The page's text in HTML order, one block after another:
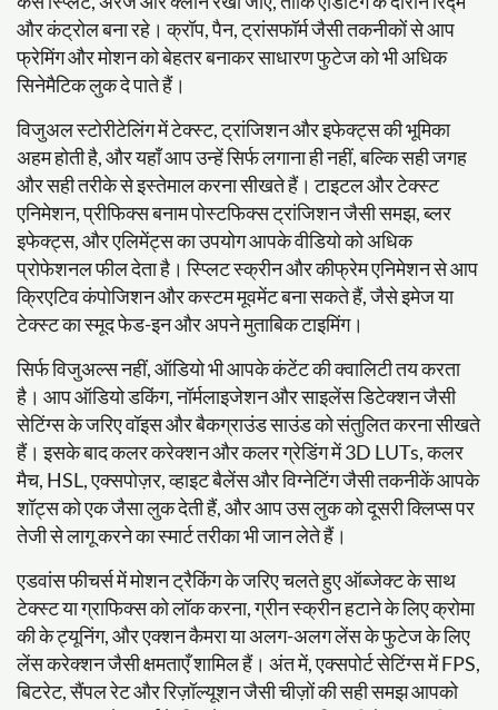
और कंट्रोल बना रहे। क्रॉप, पैन, ट्रांसफॉर्म जैसी तकनीकों से आप
फ्रेमिंग और मोशन को बेहतर बनाकर साधारण फुटेज को भी अधिक
सिनेमैटिक लुक दे पाते हैं।
विजुअल स्टोरीटेलिंग में टेक्स्ट, ट्रांजिशन और इफेक्ट्स की भूमिका
अहम होती है, और यहाँ आप उन्हें सिर्फ लगाना ही नहीं, बल्कि सही जगह
और सही तरीके से इस्तेमाल करना सीखते हैं। टाइटल और टेक्स्ट
एनिमेशन, प्रीफिक्स बनाम पोस्टफिक्स ट्रांजिशन जैसी समझ, ब्लर
इफेक्ट्स, और एलिमेंट्स का उपयोग आपके वीडियो को अधिक
प्रोफेशनल फील देता है। स्प्लिट स्क्रीन और कीफ्रेम एनिमेशन से आप
क्रिएटिव कंपोजिशन और कस्टम मूवमेंट बना सकते हैं, जैसे इमेज या
टेक्स्ट का स्मूद फेड-इन और अपने मुताबिक टाइमिंग।
सिर्फ विजुअल्स नहीं, ऑडियो भी आपके कंटेंट की क्वालिटी तय करता
है। आप ऑडियो डकिंग, नॉर्मलाइजेशन और साइलेंस डिटेक्शन जैसी
सेटिंग्स के जरिए वॉइस और बैकग्राउंड साउंड को संतुलित करना सीखते
हैं। इसके बाद कलर करेक्शन और कलर ग्रेडिंग में 3D LUTs, कलर
मैच, HSL, एक्सपोज़र, व्हाइट बैलेंस और विग्नेटिंग जैसी तकनीकें आपके
शॉट्स को एक जैसा लुक देती हैं, और आप उस लुक को दूसरी क्लिप्स पर
तेजी से लागू करने का स्मार्ट तरीका भी जान लेते हैं।
एडवांस फीचर्स में मोशन ट्रैकिंग के जरिए चलते हुए ऑब्जेक्ट के साथ
टेक्स्ट या ग्राफिक्स को लॉक करना, ग्रीन स्क्रीन हटाने के लिए क्रोमा
की के ट्यूनिंग, और एक्शन कैमरा या अलग-अलग लेंस के फुटेज के लिए
लेंस करेक्शन जैसी क्षमताएँ शामिल हैं। अंत में, एक्सपोर्ट सेटिंग्स में FPS,
बिटरेट, सैंपल रेट और रिज़ॉल्यूशन जैसी चीज़ों की सही समझ आपको